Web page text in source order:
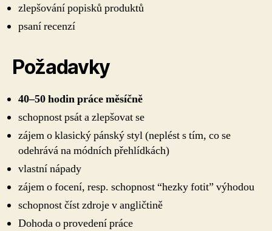
zlepšování popisků produktů
psaní recenzí
Požadavky
40–50 hodin práce měsíčně
schopnost psát a zlepšovat se
zájem o klasický pánský styl (neplést s tím, co se
odehrává na módních přehlídkách)
vlastní nápady
zájem o focení, resp. schopnost “hezky fotit” výhodou
schopnost číst zdroje v angličtině
Dohoda o provedení práce